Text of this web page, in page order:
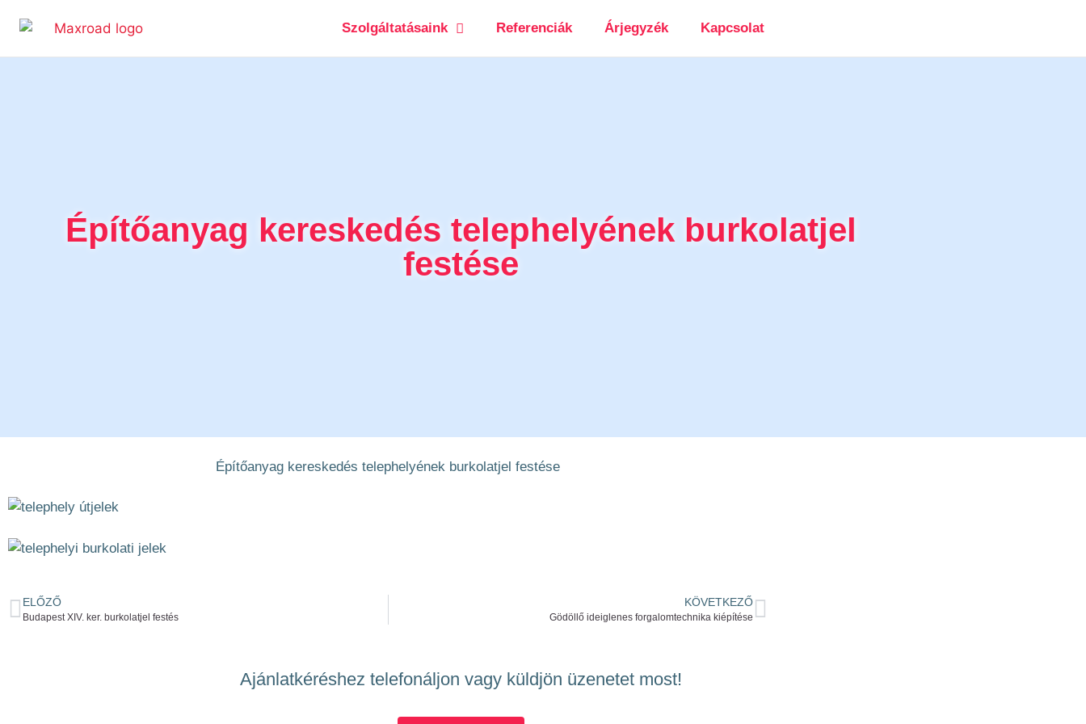
Szolgáltatásaink Referenciák Árjegyzék Kapcsolat
Építőanyag kereskedés telephelyének burkolatjel
festése
Építőanyag kereskedés telephelyének burkolatjel festése
ELŐZŐ
Budapest XIV. ker. burkolatjel festés
KÖVETKEZŐ
Gödöllő ideiglenes forgalomtechnika kiépítése
Ajánlatkéréshez telefonáljon vagy küldjön üzenetet most!